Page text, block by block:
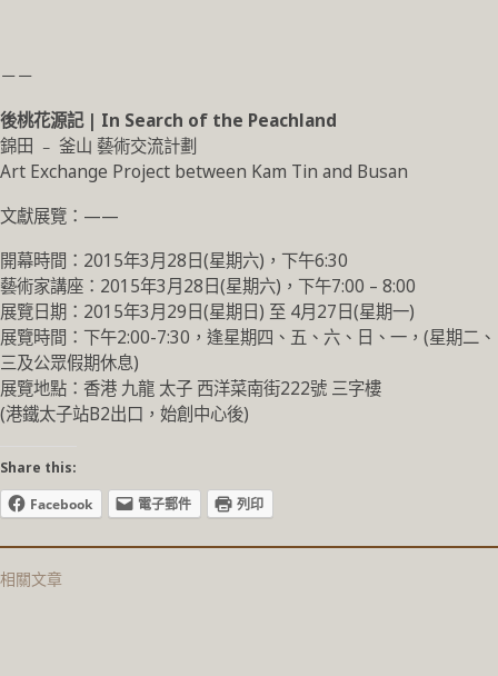
－－
後桃花源記 | In Search of the Peachland
錦田 ﹣ 釜山 藝術交流計劃
Art Exchange Project between Kam Tin and Busan
文獻展覽：——
開幕時間：2015年3月28日(星期六)，下午6:30
藝術家講座：2015年3月28日(星期六)，下午7:00 – 8:00
展覽日期：2015年3月29日(星期日) 至 4月27日(星期一)
展覽時間：下午2:00-7:30，逢星期四、五、六、 日、一，(星期二、
三及公眾假期休息)
展覽地點：香港 九龍 太子 西洋菜南街222號 三字樓
(港鐵太子站B2出口，始創中心後)
Share this:
Facebook
電子郵件 列印
相關文章